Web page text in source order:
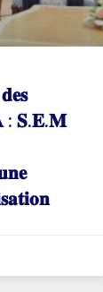
: 𝐒.𝐄.𝐌